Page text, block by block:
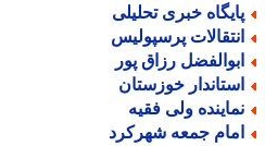
خبری تحلیلی
پرسپولیس
رزاق پور
خوزستان
ولی فقیه
جمعه شهرکرد